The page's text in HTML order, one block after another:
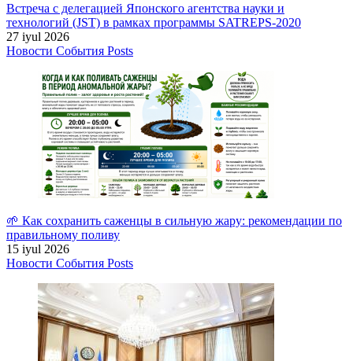
Встреча с делегацией Японского агентства науки и
технологий (JST) в рамках программы SATREPS-2020
27 iyul 2026
Новости События Posts
🌱 Как сохранить саженцы в сильную жару: рекомендации по
правильному поливу
15 iyul 2026
Новости События Posts